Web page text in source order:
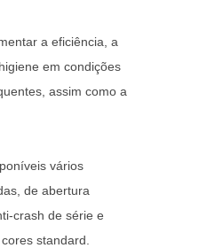
a eficiência, a
em condições
assim como a
vários
de abertura
crash de série e
standard.